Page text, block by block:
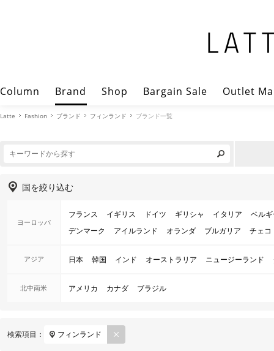
Column Brand Shop Bargain Sale Outlet
Latte Fashion ブランド フィンランド ブランド一覧
国を絞り込む
ヨーロッパ
フランス イギリス ドイツ ギリシャ イタリア
ベル
デンマーク
アイルランド オランダ ブルガリア チェコ
アジア 日本 韓国 インド オーストラリア ニュージーランド
北中南米 アメリカ カナダ ブラジル
検索項目： フィンランド
REM
OVE